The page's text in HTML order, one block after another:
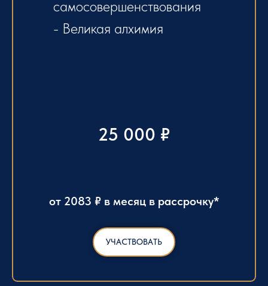
самосовершенствования
- Великая алхимия
25 000 ₽
от 2083 ₽ в месяц в рассрочку*
УЧАСТВОВАТЬ